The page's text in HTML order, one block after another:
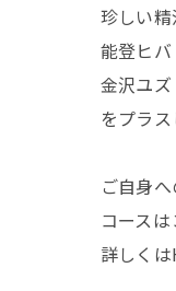
珍しい精
能登ヒ
金沢ユ
をプラ
ご自身
コース
詳しくは